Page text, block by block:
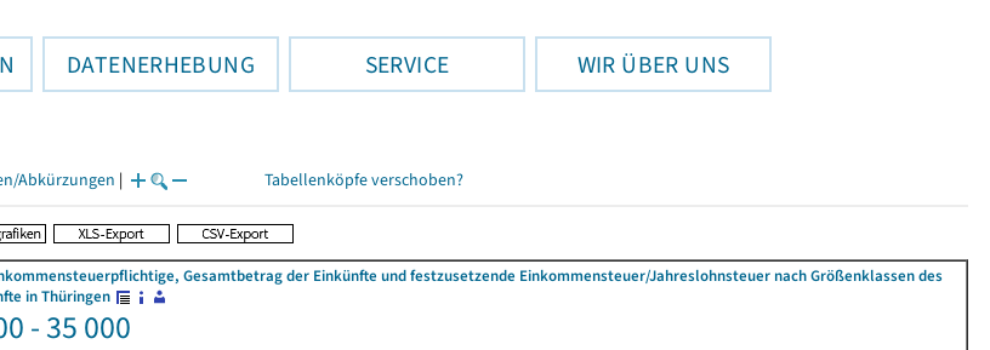
DATENERHEBUNG SERVICE WIR ÜBER UNS
Abkürzungen | Tabellenköpfe verschoben?
Gesamtbetrag der Einkünfte und festzusetzende Einkommensteuer/Jahreslohnsteuer nach Größenklassen des
in Thüringen
- 35 000